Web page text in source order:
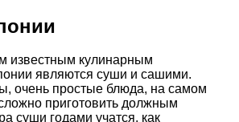
известным кулинарным
являются суши и сашими.
очень простые блюда, на самом
приготовить должным
суши годами учатся, как